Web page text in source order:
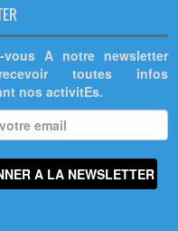
vous A notre newsletter
toutes infos
nos activitEs.